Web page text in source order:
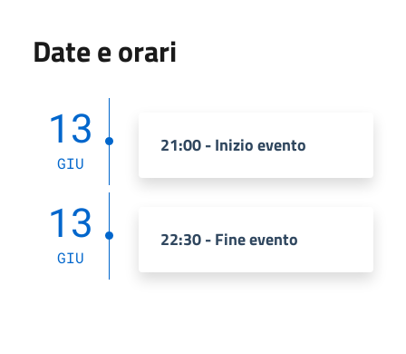
Date e orari
13
GIU
21:00 - Inizio evento
13
GIU
22:30 - Fine evento